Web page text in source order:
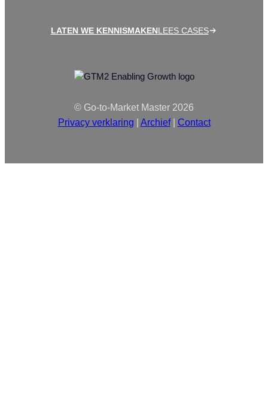
LATEN WE KENNISMAKENLEES CASES
© Go-to-Market Master 2026
Privacy verklaring
Archief| Contact